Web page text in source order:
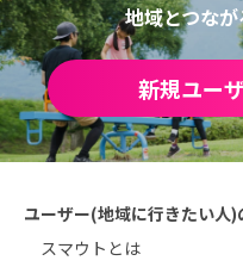
地域とつな
新規ユー
ユーザー(地域に行きたい人)
スマウトとは